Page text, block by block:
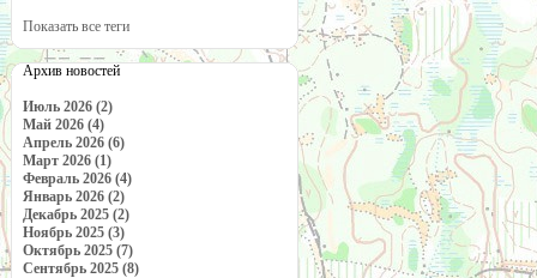
Показать все теги
Архив новостей
Июль 2026 (2)
Май 2026 (4)
Апрель 2026 (6)
Март 2026 (1)
Февраль 2026 (4)
Январь 2026 (2)
Декабрь 2025 (2)
Ноябрь 2025 (3)
Октябрь 2025 (7)
Сентябрь 2025 (8)